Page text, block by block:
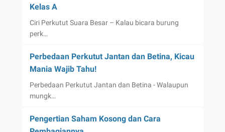
Kelas A
Ciri Perkutut Suara Besar – Kalau bicara burung
perk…
Perbedaan Perkutut Jantan dan Betina, Kicau
Mania Wajib Tahu!
Perbedaan Perkutut Jantan dan Betina - Walaupun
mungk…
Pengertian Saham Kosong dan Cara